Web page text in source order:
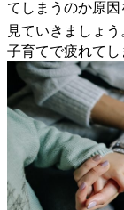
てしまうのか原
見ていきましょう
子育てで疲れてし